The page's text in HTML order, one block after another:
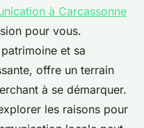
à Carcassonne
pour vous.
et sa
offre un terrain
à se démarquer.
les raisons pour